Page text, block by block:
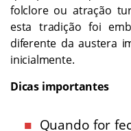
folclore ou atração
esta tradição foi
diferente da austera
inicialmente.
Dicas importantes
Quando for